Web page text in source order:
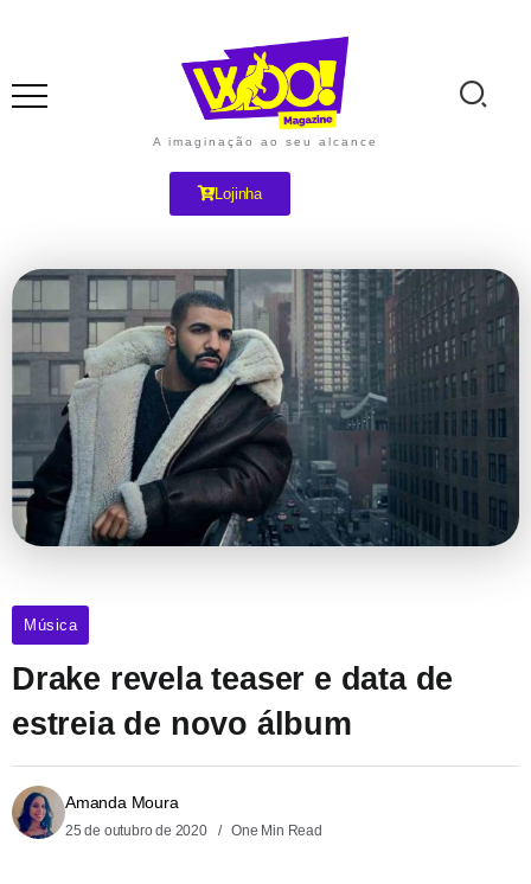
A imaginação ao seu alcance
Lojinha
Música
Drake revela teaser e data de
estreia de novo álbum
Amanda Moura
25 de outubro de 2020 One Min Read